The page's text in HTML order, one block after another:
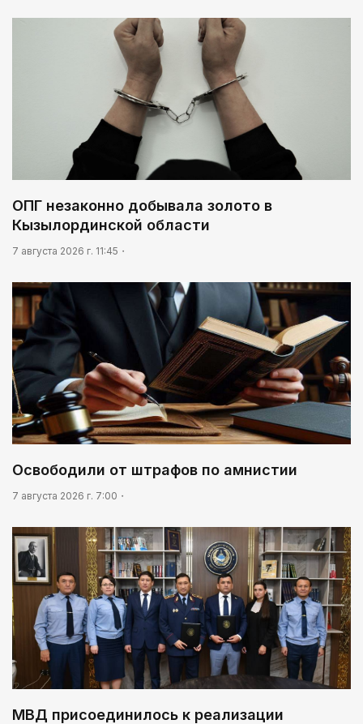
ОПГ незаконно добывала золото в
Кызылординской области
7 августа 2026 г. 11:45
Освободили от штрафов по амнистии
7 августа 2026 г. 7:00
МВД присоединилось к реализации